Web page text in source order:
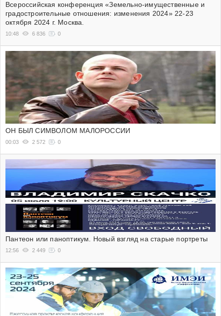
Всероссийская конференция «Земельно-имущественные и
градостроительные отношения: изменения 2024» 22-23
октября 2024 г. Москва.
10:48 6 836 0
ОН БЫЛ СИМВОЛОМ МАЛОРОССИИ
00:03 2 572 0
Пантеон или паноптикум. Новый взгляд на старые портреты
12:56 2 449 0